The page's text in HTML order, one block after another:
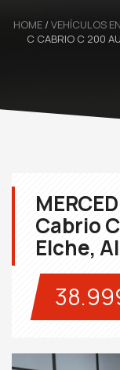
HOME / VEHÍCULOS
C CABRIO C 200
Cabrio
Elche,